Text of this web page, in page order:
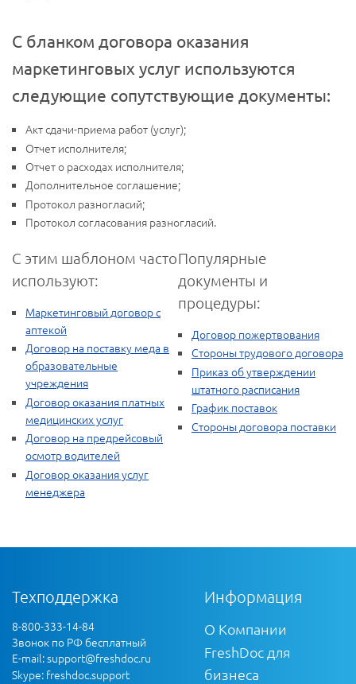
С бланком договора оказания
маркетинговых услуг используются
следующие сопутствующие документы:
Акт сдачи-приема работ (услуг);
Отчет исполнителя;
Отчет о расходах исполнителя;
Дополнительное соглашение;
Протокол разногласий;
Протокол согласования разногласий.
С этим шаблоном часто
используют:
Маркетинговый договор с
аптекой
Договор на поставку меда в
образовательные
учреждения
Договор оказания платных
медицинских услуг
Договор на предрейсовый
осмотр водителей
Договор оказания услуг
менеджера
Популярные
документы и
процедуры:
Договор пожертвования
Стороны трудового договора
Приказ об утверждении
штатного расписания
График поставок
Стороны договора поставки
Техподдержка
8-800-333-14-84
Звонок по РФ бесплатный
E-mail:support@freshdoc.ru
Skype: freshdoc.support
Информация
О Компании
FreshDoc для
бизнеса